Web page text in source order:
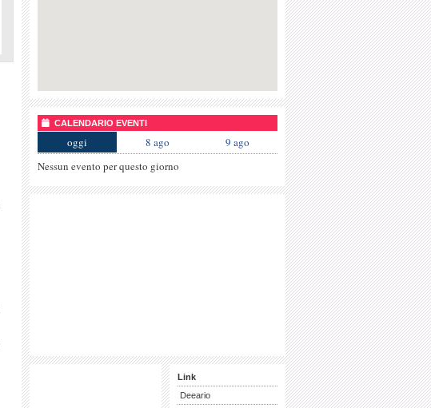
CALENDARIO EVENTI
oggi 8 ago
9 ago
Nessun evento per questo giorno
Link
Deeario